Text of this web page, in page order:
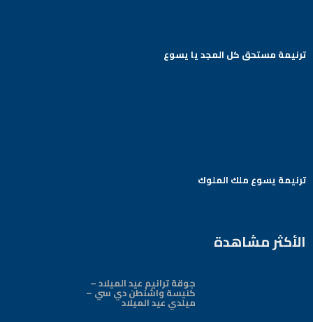
ترنيمة مستحق كل المجد يا يسوع
ترنيمة يسوع ملك الملوك
الأكثر مشاهدة
جوقة ترانيم عيد الميلاد –
كنيسة واشنطن دي سي –
ميلدي عيد الميلاد